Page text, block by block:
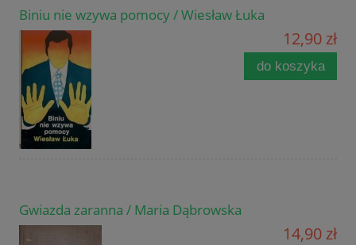
Biniu nie wzywa pomocy / Wiesław Łuka
12,90 zł
do koszyka
Gwiazda zaranna / Maria Dąbrowska
14,90 zł